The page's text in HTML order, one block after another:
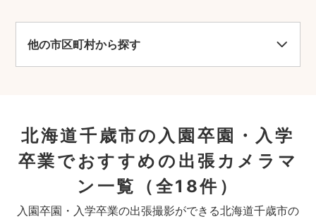
他の市区町村から探す
北海道千歳市の入園卒園・入学
卒業でおすすめの出張カメラマ
ン一覧
（全18件）
入園卒園・入学卒業の出張撮影ができる北海道千歳市の